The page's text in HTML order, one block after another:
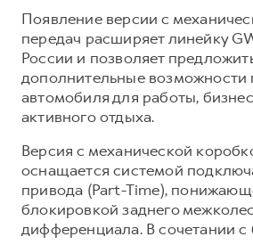
Сервис для корпоративных
HAVAL Лизинг
АКСЕССУАРЫ HAVAL
Автомобильные аксессуары
Коллекция CITY
Коллекция Базовая
Коллекция Детская
АКСЕССУАРЫ HAVAL
Автомобильные аксессуары
Коллекция CITY
Коллекция Базовая
Коллекция Детская
Появление версии с
передач расширяет линейку
России и позволяет
дополнительные возможности
автомобиля для работы,
активного отдыха.
Версия с механической
оснащается системой
привода (Part-Time),
блокировкой заднего
дифференциала. В сочетании